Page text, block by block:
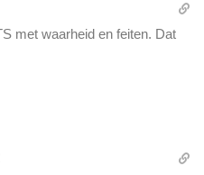
met waarheid en feiten. Dat